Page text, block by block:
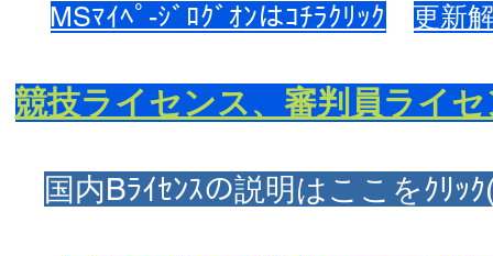
MSﾏｲﾍﾟ-ｼﾞﾛｸﾞｵﾝはｺﾁﾗｸﾘｯｸ 更新
競技ライセンス、審判員ライ
国内Bﾗｲｾﾝｽの説明はここをｸﾘｯｸ